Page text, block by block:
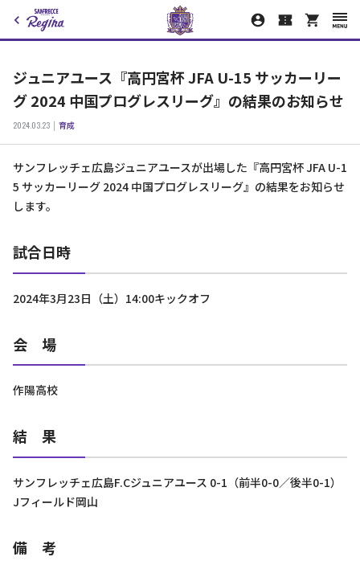
ジュニアユース『高円宮杯 JFA U-15 サッカーリー
グ 2024 中国プログレスリーグ』の結果のお知らせ
2024.03.23 育成
サンフレッチェ広島ジュニアユースが出場した『高円宮杯 JFA U-1
5 サッカーリーグ 2024 中国プログレスリーグ』の結果をお知らせ
します。
試合日時
2024年3月23日（土）14:00キックオフ
会 場
作陽高校
結 果
サンフレッチェ広島F.Cジュニアユース 0-1（前半0-0／後半0-1）
Jフィールド岡山
備 考